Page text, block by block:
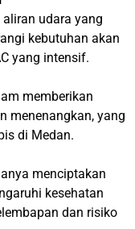
udara yang
kebutuhan akan
yang intensif.
memberikan
menenangkan, yang
di Medan.
menciptakan
kesehatan
dan risiko